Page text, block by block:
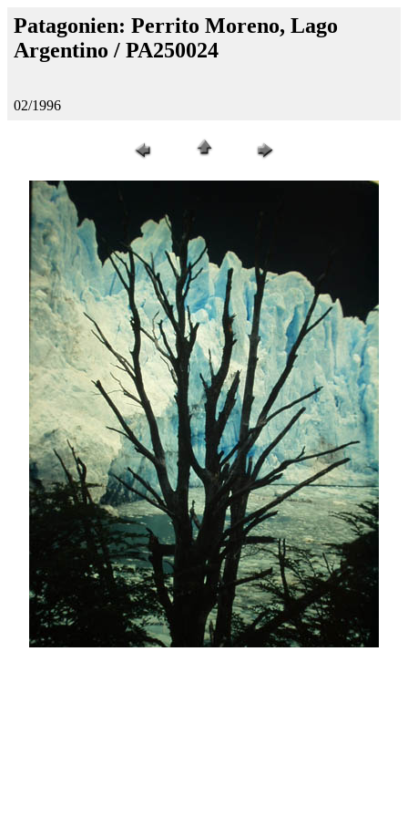
Patagonien: Perrito Moreno, Lago
Argentino / PA250024
02/1996